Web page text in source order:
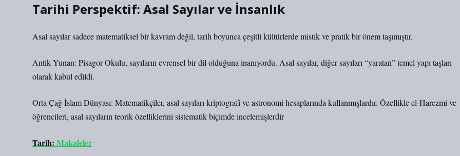
Tarihi Perspektif: Asal Sayılar ve İnsanlık
Asal sayılar sadece matematiksel bir kavram değil, tarih boyunca çeşitli kültürlerde mistik ve pratik bir önem taşımıştır.
Antik Yunan: Pisagor Okulu, sayıların evrensel bir dil olduğuna inanıyordu. Asal sayılar, diğer sayıları “yaratan” temel yapı taşları
olarak kabul edildi.
Orta Çağ İslam Dünyası: Matematikçiler, asal sayıları kriptografi ve astronomi hesaplarında kullanmışlardır. Özellikle el-Harezmi ve
öğrencileri, asal sayıların teorik özelliklerini sistematik biçimde incelemişlerdir
Tarih: Makaleler